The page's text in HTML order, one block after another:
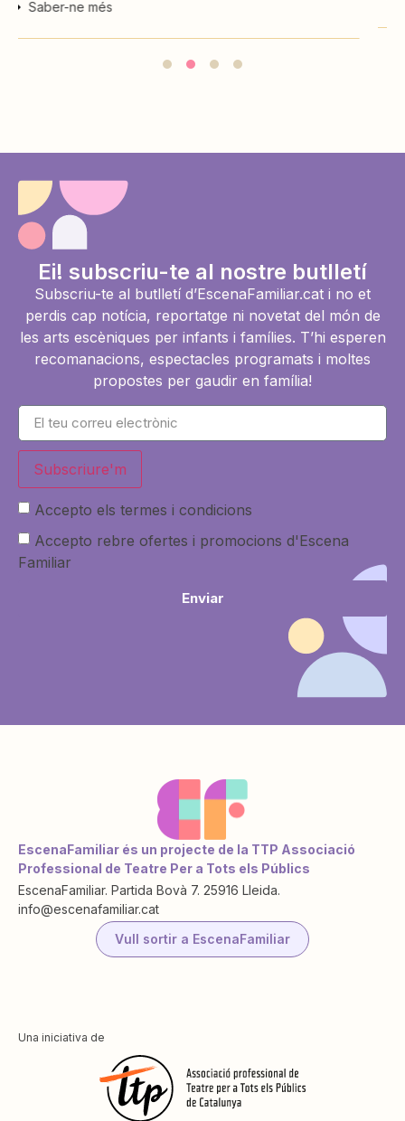
Ei! subscriu-te al nostre butlletí
Subscriu-te al butlletí d’EscenaFamiliar.cat i no et
perdis cap notícia, reportatge ni novetat del món de
les arts escèniques per infants i famílies. T’hi esperen
recomanacions, espectacles programats i moltes
propostes per gaudir en família!
Subscriure'm
Accepto els termes i condicions
Accepto rebre ofertes i promocions d'Escena
Familiar
Enviar
EscenaFamiliar és un projecte de la TTP Associació
Professional de Teatre Per a Tots els Públics
EscenaFamiliar. Partida Bovà 7. 25916 Lleida.
info@escenafamiliar.cat
Vull sortir a EscenaFamiliar
Una iniciativa de